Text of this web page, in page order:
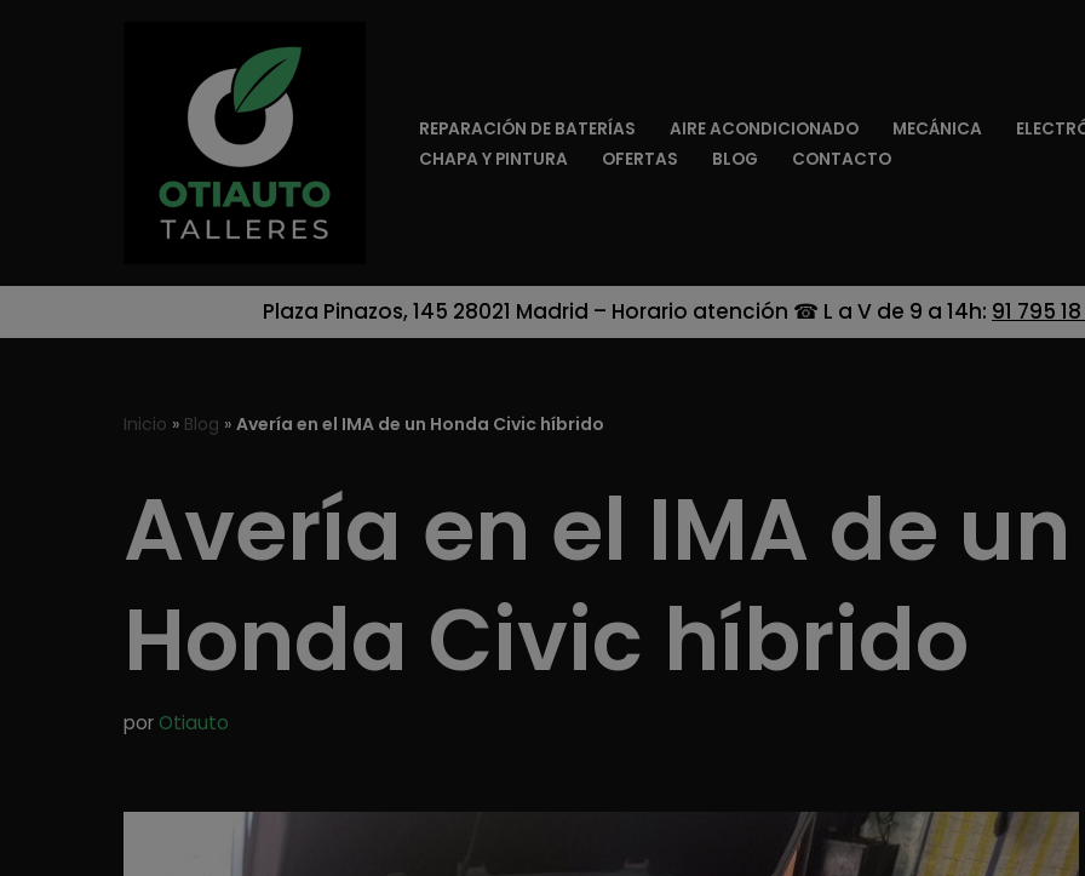
REPARACIÓN DE BATERÍAS AIRE ACONDICIONADO MECÁNICA
CHAPA Y PINTURA
OFERTAS BLOG CONTACTO
Plaza Pinazos, 145 28021 Madrid – Horario atención ☎ L a V de 9 a 14h: 91 795
Inicio » Blog » Avería en el IMA de un Honda Civic híbrido
Avería en el IMA de un
Honda Civic híbrido
por Otiauto